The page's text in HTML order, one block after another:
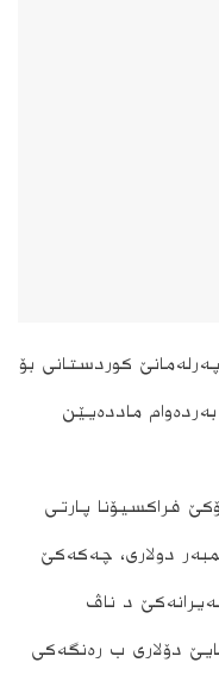
کوردستانی بۆ
ماددەیێن
فراکسیۆنا پارتی
دولاری، چەکەکێ
د ناڤ
دۆلاری ب رەنگەکی